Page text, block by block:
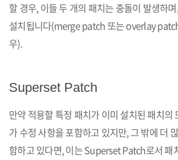
할 경우, 이들 두 개의 패치는 충돌이 발생하
설치됩니다(merge patch 또는 overlay
우).
Superset Patch
만약 적용할 특정 패치가 이미 설치된 패치의
가 수정 사항을 포함하고 있지만, 그 밖에 더
함하고 있다면, 이는 Superset Patch로서 패